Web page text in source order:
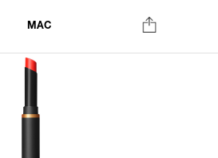
MAC